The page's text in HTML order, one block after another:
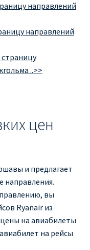
направлений
направлений
..>>
цен
и предлагает
направления.
вы
Ryanair из
на авиабилеты
на рейсы